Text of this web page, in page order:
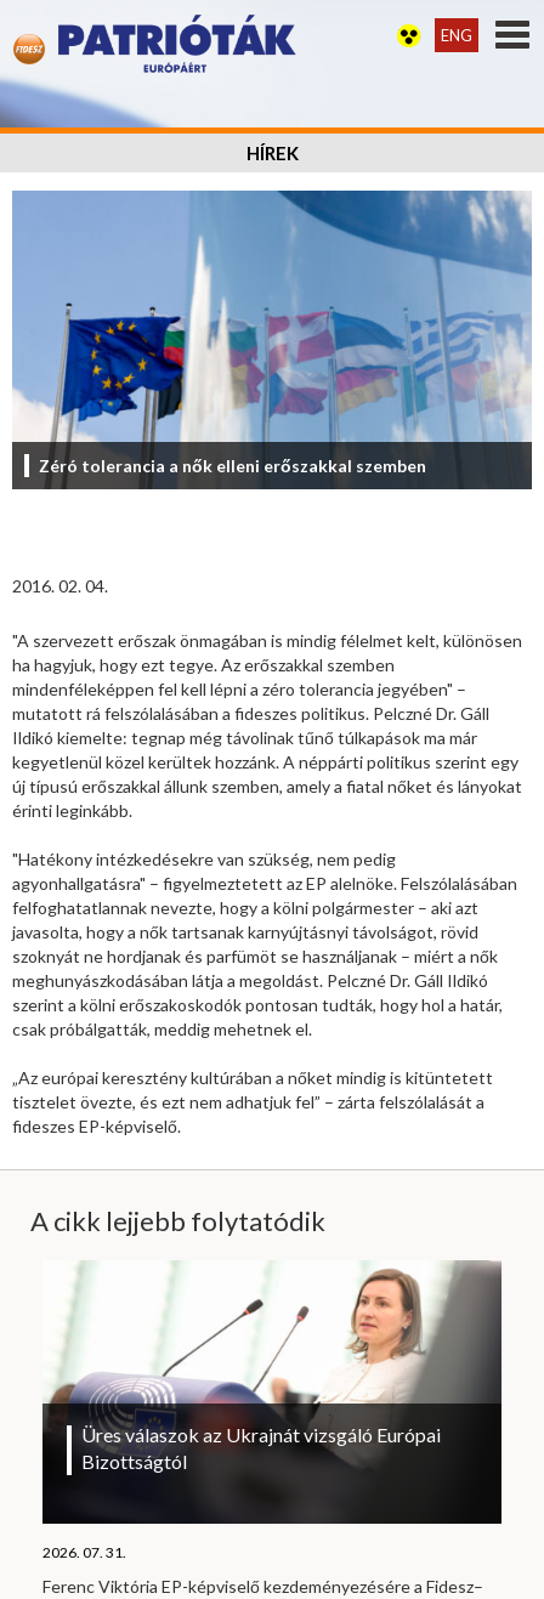
ENG
HÍREK
Zéró tolerancia a nők elleni erőszakkal szemben
2016. 02. 04.
"A szervezett erőszak önmagában is mindig félelmet kelt, különösen
ha hagyjuk, hogy ezt tegye. Az erőszakkal szemben
mindenféleképpen fel kell lépni a zéro tolerancia jegyében" –
mutatott rá felszólalásában a fideszes politikus. Pelczné Dr. Gáll
Ildikó kiemelte: tegnap még távolinak tűnő túlkapások ma már
kegyetlenül közel kerültek hozzánk. A néppárti politikus szerint egy
új típusú erőszakkal állunk szemben, amely a fiatal nőket és lányokat
érinti leginkább.
"Hatékony intézkedésekre van szükség, nem pedig
agyonhallgatásra" – figyelmeztetett az EP alelnöke. Felszólalásában
felfoghatatlannak nevezte, hogy a kölni polgármester – aki azt
javasolta, hogy a nők tartsanak karnyújtásnyi távolságot, rövid
szoknyát ne hordjanak és parfümöt se használjanak – miért a nők
meghunyászkodásában látja a megoldást. Pelczné Dr. Gáll Ildikó
szerint a kölni erőszakoskodók pontosan tudták, hogy hol a határ,
csak próbálgatták, meddig mehetnek el.
„Az európai keresztény kultúrában a nőket mindig is kitüntetett
tisztelet övezte, és ezt nem adhatjuk fel” – zárta felszólalását a
fideszes EP-képviselő.
A cikk lejjebb folytatódik
Üres válaszok az Ukrajnát vizsgáló Európai
Bizottságtól
2026. 07. 31.
Ferenc Viktória EP-képviselő kezdeményezésére a Fidesz–